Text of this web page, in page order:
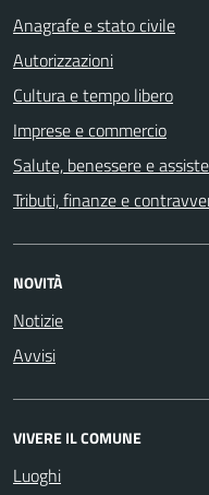
Anagrafe e stato civile
Autorizzazioni
Cultura e tempo libero
Imprese e commercio
Salute, benessere e
Tributi, finanze e
NOVITÀ
Notizie
Avvisi
VIVERE IL COMUNE
Luoghi